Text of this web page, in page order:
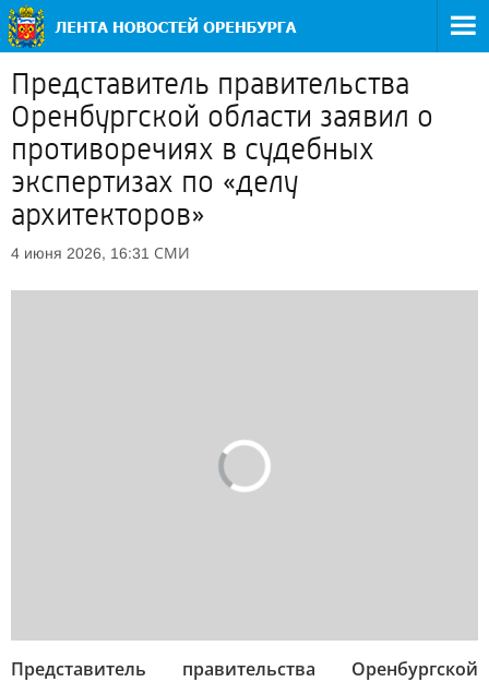
Представитель правительства
Оренбургской области заявил о
противоречиях в судебных
экспертизах по «делу
архитекторов»
4 июня 2026, 16:31 СМИ
Представитель правительства Оренбургской